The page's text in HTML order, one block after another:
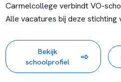
Carmelcollege verbindt VO-
Alle vacatures bij deze stichting
Bekijk
schoolprofiel